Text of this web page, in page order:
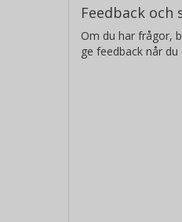
Feedback och
Om du har frågor,
ge feedback når du